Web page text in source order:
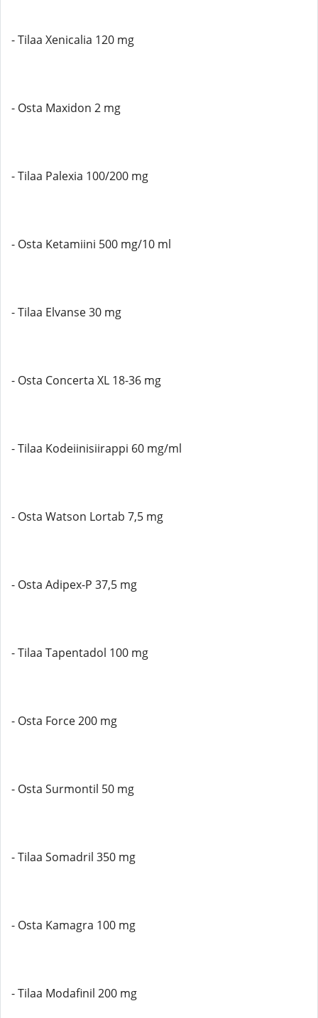
- Tilaa Xenicalia 120 mg
- Osta Maxidon 2 mg
- Tilaa Palexia 100/200 mg
- Osta Ketamiini 500 mg/10 ml
- Tilaa Elvanse 30 mg
- Osta Concerta XL 18-36 mg
- Tilaa Kodeiinisiirappi 60 mg/ml
- Osta Watson Lortab 7,5 mg
- Osta Adipex-P 37,5 mg
- Tilaa Tapentadol 100 mg
- Osta Force 200 mg
- Osta Surmontil 50 mg
- Tilaa Somadril 350 mg
- Osta Kamagra 100 mg
- Tilaa Modafinil 200 mg